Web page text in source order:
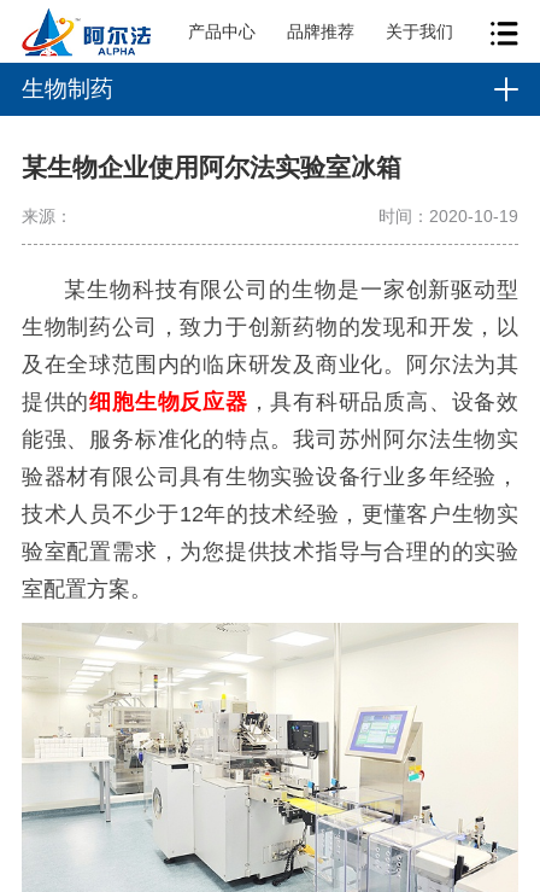
产品中心 品牌推荐 关于我们
生物制药
某生物企业使用阿尔法实验室冰箱
来源： 时间：2020-10-19
某生物科技有限公司的生物是一家创新驱动型
生物制药公司，致力于创新药物的发现和开发，以
及在全球范围内的临床研发及商业化。阿尔法为其
提供的细胞生物反应器 ，具有科研品质高、设备效
能强、服务标准化的特点。我司苏州阿尔法生物实
验器材有限公司具有生物实验设备行业多年经验，
技术人员不少于12年的技术经验，更懂客户生物实
验室配置需求，为您提供技术指导与合理的的实验
室配置方案。